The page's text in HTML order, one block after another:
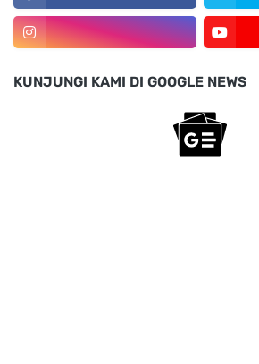
KUNJUNGI KAMI DI GOOGLE NEWS